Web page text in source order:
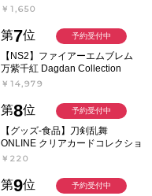
￥1,650
第7位
【NS2】ファイアーエムブレム
万紫千紅 Dagdan Collection
￥14,979
予約受付中
第8位
【グッズ-食品】刀剣乱舞
ONLINE クリアカードコレクショ
ンガム
￥220
予約受付中
第9位 予約受付中